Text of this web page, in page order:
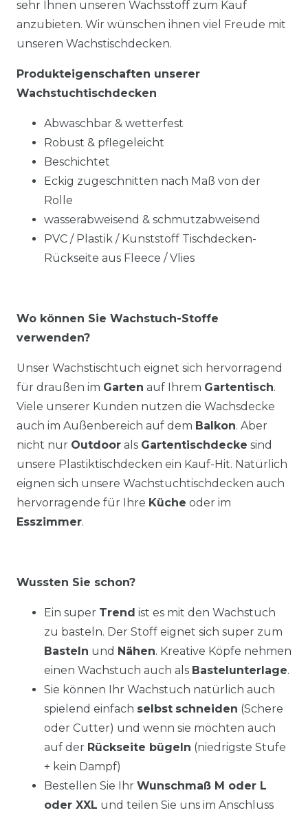
sehr Ihnen unseren Wachsstoff zum Kauf
anzubieten. Wir wünschen ihnen viel Freude mit
unseren Wachstischdecken.
Produkteigenschaften unserer
Wachstuchtischdecken
Abwaschbar & wetterfest
Robust & pflegeleicht
Beschichtet
Eckig zugeschnitten nach Maß von der
Rolle
wasserabweisend & schmutzabweisend
PVC / Plastik / Kunststoff Tischdecken-
Rückseite aus Fleece / Vlies
Wo können Sie Wachstuch-Stoffe
verwenden?
Unser Wachstischtuch eignet sich hervorragend
für draußen im Garten auf Ihrem Gartentisch.
Viele unserer Kunden nutzen die Wachsdecke
auch im Außenbereich auf dem Balkon. Aber
nicht nur Outdoor als Gartentischdecke sind
unsere Plastiktischdecken ein Kauf-Hit. Natürlich
eignen sich unsere Wachstuchtischdecken auch
hervorragende für Ihre Küche oder im
Esszimmer.
Wussten Sie schon?
Ein super Trend ist es mit den Wachstuch
zu basteln. Der Stoff eignet sich super zum
Basteln und Nähen. Kreative Köpfe nehmen
einen Wachstuch auch als Bastelunterlage.
Sie können Ihr Wachstuch natürlich auch
spielend einfach selbst schneiden (Schere
oder Cutter) und wenn sie möchten auch
auf der Rückseite bügeln (niedrigste Stufe
+ kein Dampf)
Bestellen Sie Ihr Wunschmaß M oder L
oder XXL und teilen Sie uns im Anschluss